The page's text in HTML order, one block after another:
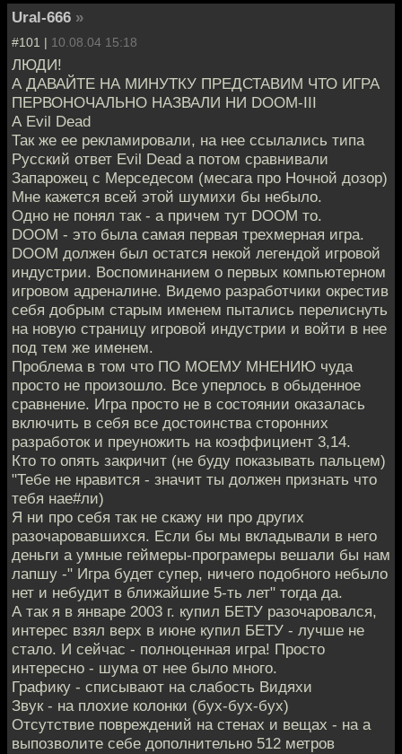
Ural-666 »
#101 | 10.08.04 15:18
ЛЮДИ!
А ДАВАЙТЕ НА МИНУТКУ ПРЕДСТАВИМ ЧТО ИГРА
ПЕРВОНОЧАЛЬНО НАЗВАЛИ НИ DOOM-III
А Evil Dead
Так же ее рекламировали, на нее ссылались типа
Русский ответ Evil Dead а потом сравнивали
Запарожец с Мерседесом (месага про Ночной дозор)
Мне кажется всей этой шумихи бы небыло.
Одно не понял так - а причем тут DOOM то.
DOOM - это была самая первая трехмерная игра.
DOOM должен был остатся некой легендой игровой
индустрии. Воспоминанием о первых компьютерном
игровом адреналине. Видемо разработчики окрестив
себя добрым старым именем пытались перелиснуть
на новую страницу игровой индустрии и войти в нее
под тем же именем.
Проблема в том что ПО МОЕМУ МНЕНИЮ чуда
просто не произошло. Все уперлось в обыденное
сравнение. Игра просто не в состоянии оказалась
включить в себя все достоинства сторонних
разработок и преуножить на коэффициент 3,14.
Кто то опять закричит (не буду показывать пальцем)
"Тебе не нравится - значит ты должен признать что
тебя нае#ли)
Я ни про себя так не скажу ни про других
разочаровавшихся. Если бы мы вкладывали в него
деньги а умные геймеры-програмеры вешали бы нам
лапшу -" Игра будет супер, ничего подобного небыло
нет и небудит в ближайшие 5-ть лет" тогда да.
А так я в январе 2003 г. купил БЕТУ разочаровался,
интерес взял верх в июне купил БЕТУ - лучше не
стало. И сейчас - полноценная игра! Просто
интересно - шума от нее было много.
Графику - списывают на слабость Видяхи
Звук - на плохие колонки (бух-бух-бух)
Отсутствие повреждений на стенах и вещах - на а
выпозволите себе дополнительно 512 метров